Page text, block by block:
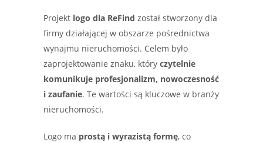
Projekt logo dla ReFind został stworzony dla
firmy działającej w obszarze pośrednictwa
wynajmu nieruchomości. Celem było
zaprojektowanie znaku, który czytelnie
komunikuje profesjonalizm, nowoczesność
i zaufanie. Te wartości są kluczowe w branży
nieruchomości.
Logo ma prostą i wyrazistą formę, co